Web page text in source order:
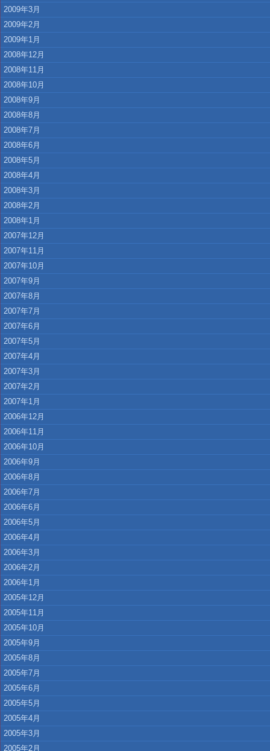
2009年3月
2009年2月
2009年1月
2008年12月
2008年11月
2008年10月
2008年9月
2008年8月
2008年7月
2008年6月
2008年5月
2008年4月
2008年3月
2008年2月
2008年1月
2007年12月
2007年11月
2007年10月
2007年9月
2007年8月
2007年7月
2007年6月
2007年5月
2007年4月
2007年3月
2007年2月
2007年1月
2006年12月
2006年11月
2006年10月
2006年9月
2006年8月
2006年7月
2006年6月
2006年5月
2006年4月
2006年3月
2006年2月
2006年1月
2005年12月
2005年11月
2005年10月
2005年9月
2005年8月
2005年7月
2005年6月
2005年5月
2005年4月
2005年3月
2005年2月